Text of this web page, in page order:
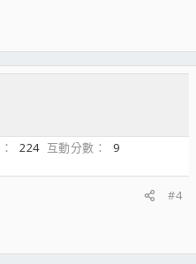
224 互動分數
9
#4